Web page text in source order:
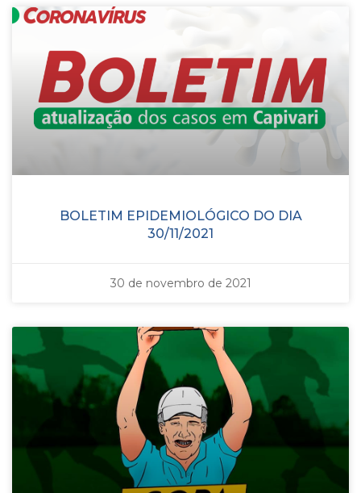
BOLETIM EPIDEMIOLÓGICO DO DIA
30/11/2021
30 de novembro de 2021